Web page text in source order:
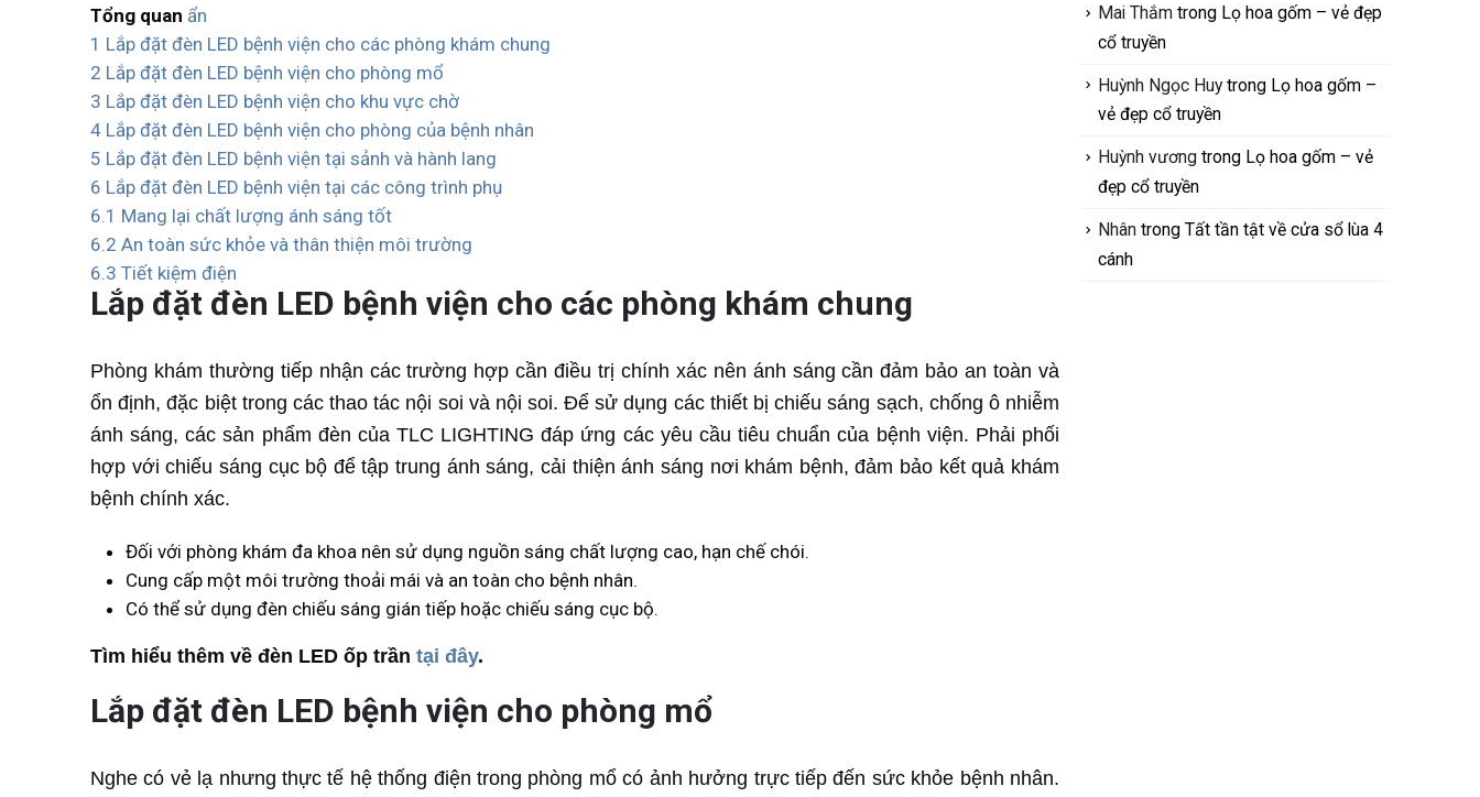
Tổng quan ẩn
1 Lắp đặt đèn LED bệnh viện cho các phòng khám chung
2 Lắp đặt đèn LED bệnh viện cho phòng mổ
3 Lắp đặt đèn LED bệnh viện cho khu vực chờ
4 Lắp đặt đèn LED bệnh viện cho phòng của bệnh nhân
5 Lắp đặt đèn LED bệnh viện tại sảnh và hành lang
6 Lắp đặt đèn LED bệnh viện tại các công trình phụ
6.1 Mang lại chất lượng ánh sáng tốt
6.2 An toàn sức khỏe và thân thiện môi trường
6.3 Tiết kiệm điện
Lắp đặt đèn LED bệnh viện cho các phòng khám chung
Phòng khám thường tiếp nhận các trường hợp cần điều trị chính xác nên ánh sáng cần đảm bảo an toàn và
ổn định, đặc biệt trong các thao tác nội soi và nội soi. Để sử dụng các thiết bị chiếu sáng sạch, chống ô nhiễm
ánh sáng, các sản phẩm đèn của TLC LIGHTING đáp ứng các yêu cầu tiêu chuẩn của bệnh viện. Phải phối
hợp với chiếu sáng cục bộ để tập trung ánh sáng, cải thiện ánh sáng nơi khám bệnh, đảm bảo kết quả khám
bệnh chính xác.
Đối với phòng khám đa khoa nên sử dụng nguồn sáng chất lượng cao, hạn chế chói.
Cung cấp một môi trường thoải mái và an toàn cho bệnh nhân.
Có thể sử dụng đèn chiếu sáng gián tiếp hoặc chiếu sáng cục bộ.
Tìm hiểu thêm về đèn LED ốp trần tại đây.
Lắp đặt đèn LED bệnh viện cho phòng mổ
Nghe có vẻ lạ nhưng thực tế hệ thống điện trong phòng mổ có ảnh hưởng trực tiếp đến sức khỏe bệnh nhân.
Mai Thắm trong Lọ hoa gốm – vẻ đẹp
cổ truyền
Huỳnh Ngọc Huy trong Lọ hoa gốm –
vẻ đẹp cổ truyền
Huỳnh vương trong Lọ hoa gốm – vẻ
đẹp cổ truyền
Nhân trong Tất tần tật về cửa sổ lùa 4
cánh